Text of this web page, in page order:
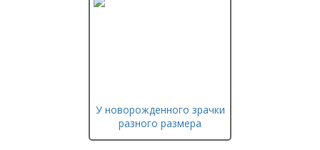
У новорожденного зрачки
разного размера